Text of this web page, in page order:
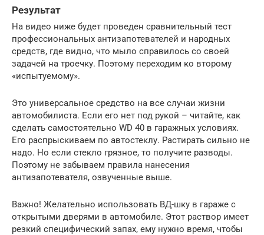
Результат
На видео ниже будет проведен сравнительный тест
профессиональных антизапотевателей и народных
средств, где видно, что мыло справилось со своей
задачей на троечку. Поэтому переходим ко второму
«испытуемому».
Это универсальное средство на все случаи жизни
автомобилиста. Если его нет под рукой – читайте, как
сделать самостоятельно WD 40 в гаражных условиях.
Его распрыскиваем по автостеклу. Растирать сильно не
надо. Но если стекло грязное, то получите разводы.
Поэтому не забываем правила нанесения
антизапотевателя, озвученные выше.
Важно! Желательно использовать ВД-шку в гараже с
открытыми дверями в автомобиле. Этот раствор имеет
резкий специфический запах, ему нужно время, чтобы